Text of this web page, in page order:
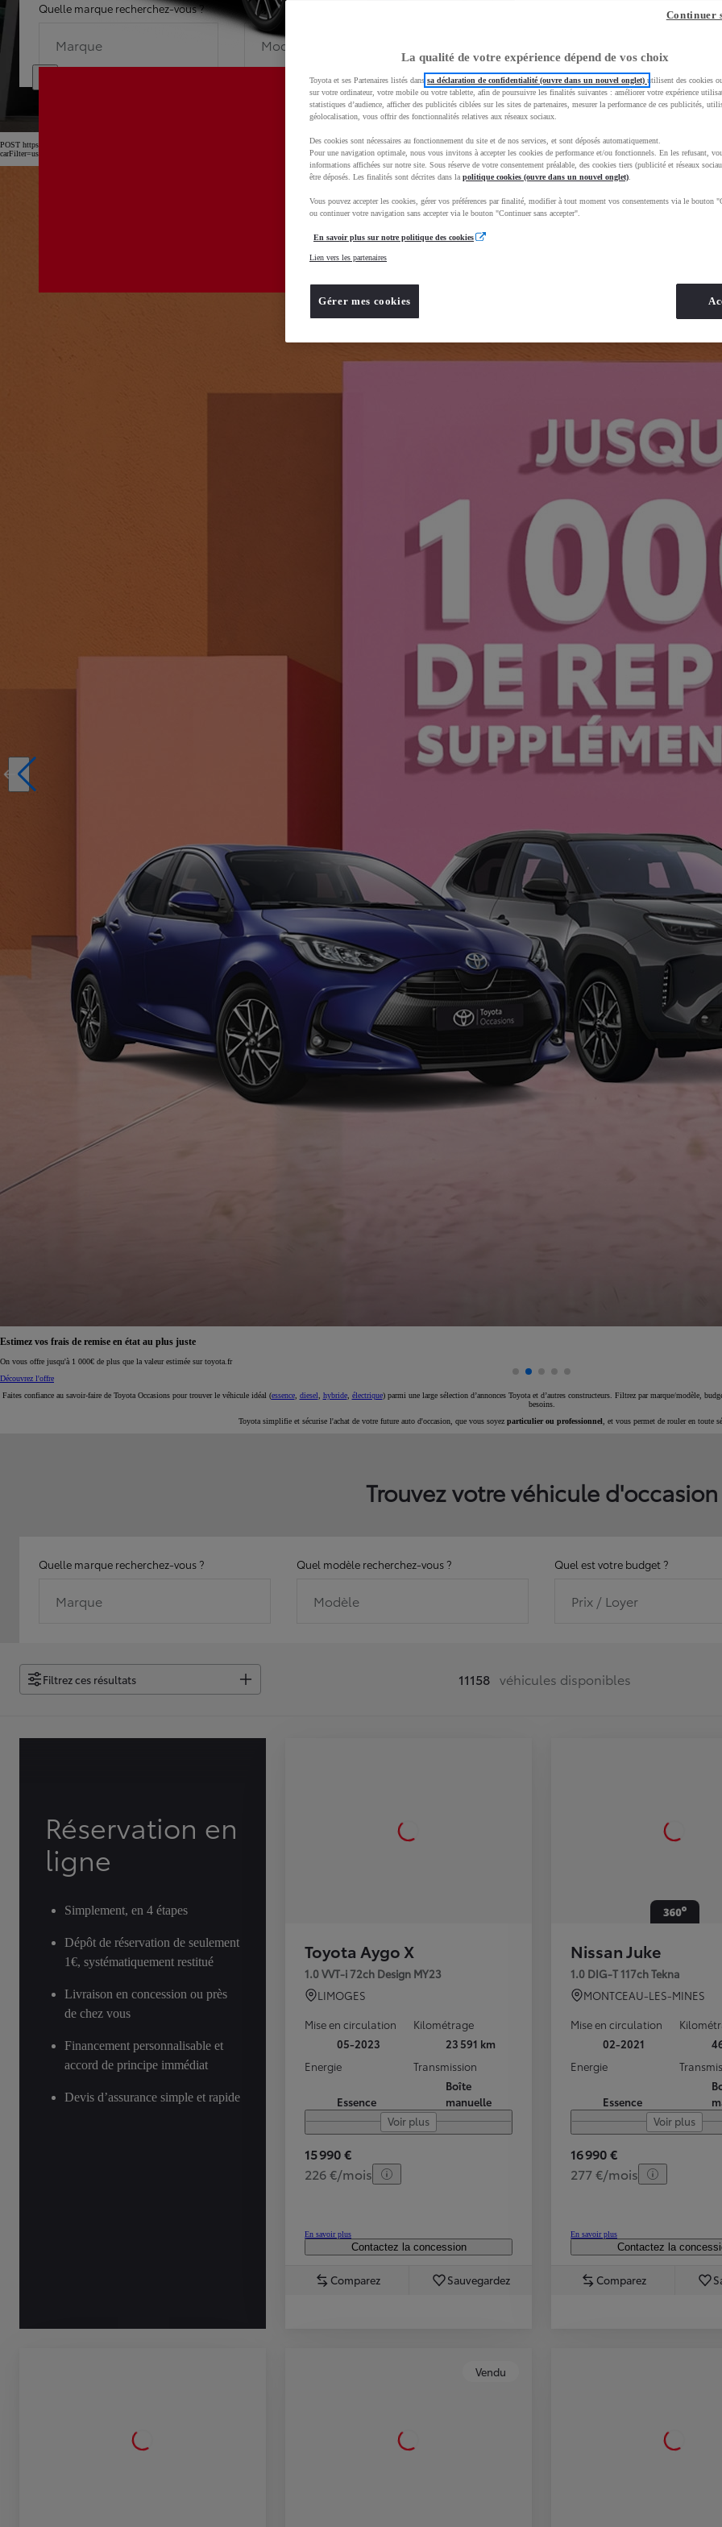
Nouvelle Yaris Cross
Disponible prochainement
Quelle marque recherchez-vous ?
Marque
Quel modèle recherchez-vous ?
Modèle
Dans quelle
POST https://usc-webcomponents.toyota-europe.com/v1/car-filter-header/fr/fr?
Réservez en ligne votre occasion pour 1€ seulement
Réservez en ligne
Faites confiance au savoir-faire de Toyota Occasions pour trouver le véhicule idéal (essence, diesel hybride, électrique) parmi une large sélection d’annonces Toyota et d’autres constructeurs. Filtrez par marque/modèle,
besoins.
Toyota simplifie et sécurise l'achat de votre future auto d'occasion, que vous soyez particulier ou professionnel , et vous permet de rouler en toute
Trouvez votre véhicule d'occasion
Quelle marque recherchez-vous ?
Marque
Quel modèle recherchez-vous ?
Modèle
Quel est votre budget ?
Prix / Loyer
Filtrez ces résultats 11158 véhicules disponibles
Réservation en
ligne
Simplement, en 4 étapes
Dépôt de réservation de seulement
1€, systématiquement restitué
Livraison en concession ou près
de chez vous
Financement personnalisable et
accord de principe immédiat
Devis d’assurance simple et rapide
Toyota Aygo X
1.0 VVT-i 72ch Design MY23
LIMOGES
Mise en circulation
05-2023
Kilométrage
23 591 km
Energie
Essence
Transmission
Boîte
manuelle
Voir plus
15 990 €
226 €/mois
En savoir plus
Contactez la concession
Comparez Sauvegardez
Nissan Juke
1.0 DIG-T 117ch Tekna
MONTCEAU-LES-MINES
Mise en circulation
02-2021
Energie
Essence
Voir plus
16 990 €
277 €/mois
En savoir plus
Contactez la
Comparez
Vendu
La qualité de votre expérience dépend de vos choix
Toyota et ses Partenaires listés dans sa déclaration de confidentialité (ouvre dans un nouvel onglet) utilisent des cookies
sur votre ordinateur, votre mobile ou votre tablette, afin de poursuivre les finalités suivantes : améliorer votre expérience
statistiques d’audience, afficher des publicités ciblées sur les sites de partenaires, mesurer la performance de ces publicités,
géolocalisation, vous offrir des fonctionnalités relatives aux réseaux sociaux.
Des cookies sont nécessaires au fonctionnement du site et de nos services, et sont déposés automatiquement.
Pour une navigation optimale, nous vous invitons à accepter les cookies de performance et/ou fonctionnels. En les refusant,
informations affichées sur notre site. Sous réserve de votre consentement préalable, des cookies tiers (publicité et réseaux
être déposés. Les finalités sont décrites dans la politique cookies (ouvre dans un nouvel onglet)
Vous pouvez accepter les cookies, gérer vos préférences par finalité, modifier à tout moment vos consentements via le bouton
ou continuer votre navigation sans accepter via le bouton "Continuer sans accepter".
En savoir plus sur notre politique des cookies
Lien vers les partenaires
Gérer mes cookies
Continuer